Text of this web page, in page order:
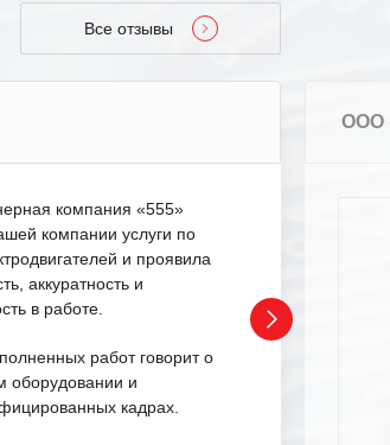
Все отзывы
компания «555»
компании услуги по
и проявила
аккуратность и
в работе.
работ говорит о
оборудовании и
кадрах.
ООО